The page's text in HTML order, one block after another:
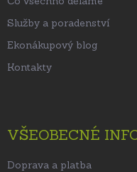
Služby a poradenství
Ekonákupový blog
Kontakty
VŠEOBECNÉ
Doprava a platba